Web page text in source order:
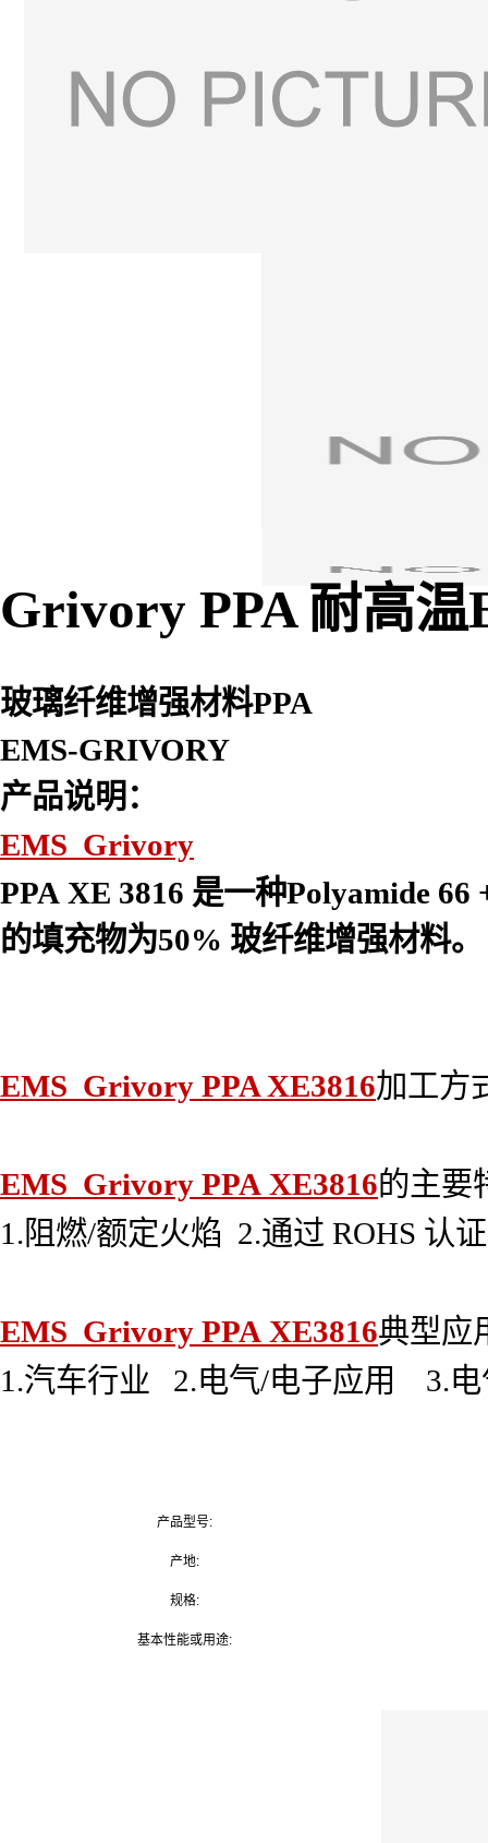
Grivory PPA 耐高
玻璃纤维增强材料PPA
EMS-GRIVORY
产品说明：
EMS Grivory
PPA XE 3816 是一种Polyamide
的填充物为50% 玻纤维增强材料。
EMS Grivory PPA XE3816加工方
EMS Grivory PPA XE3816的主要
1.阻燃/额定火焰 2.通过 ROHS 认
EMS Grivory PPA XE3816典型应
1.汽车行业 2.电气/电子应用 3.
产品型号:
产地:
规格:
基本性能或用途: